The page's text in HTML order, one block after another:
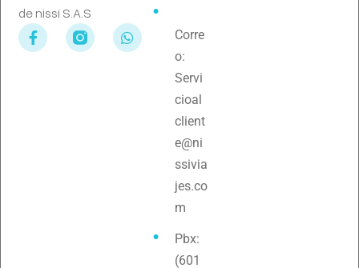
de nissi S.A.S
Corre
o:
Servi
cioal
client
e@ni
ssivia
jes.co
m
Pbx:
(601